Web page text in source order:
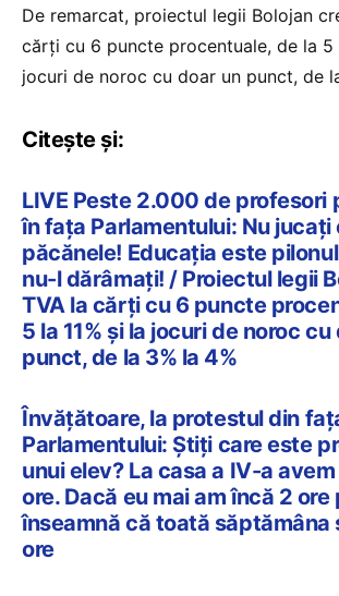
De remarcat, proiectul legii Bolojan
cărți cu 6 puncte procentuale, de la 5
jocuri de noroc cu doar un punct, de
Citește și:
LIVE Peste 2.000 de profesori
în fața Parlamentului: Nu jucați
păcănele! Educația este
nu-l dărâmați! / Proiectul legii
TVA la cărți cu 6 puncte
5 la 11% și la jocuri de noroc cu
punct, de la 3% la 4%
Învățătoare, la protestul din
Parlamentului: Știți care este
unui elev? La casa a IV-a
ore. Dacă eu mai am încă 2 ore
înseamnă că toată săptămâna
ore